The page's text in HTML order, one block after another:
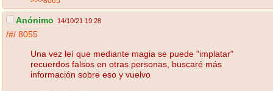
Anónimo 14/10/21 19:28
/#/ 8055
Una vez leí que mediante magia se puede "implatar"
recuerdos falsos en otras personas, buscaré más
información sobre eso y vuelvo